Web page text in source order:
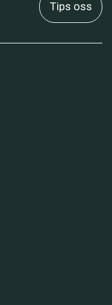
Tips oss